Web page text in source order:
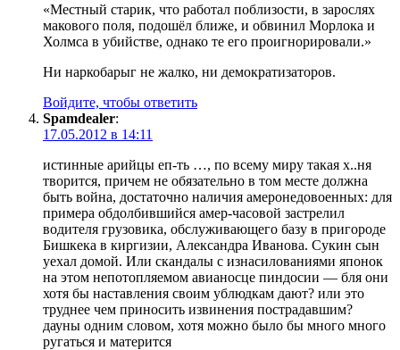
«Местный старик, что работал поблизости, в зарослях
макового поля, подошёл ближе, и обвинил Морлока и
Холмса в убийстве, однако те его проигнорировали.»
Ни наркобарыг не жалко, ни демократизаторов.
Войдите, чтобы ответить
Spamdealer:
17.05.2012 в 14:11
истинные арийцы еп-ть …, по всему миру такая х..ня
творится, причем не обязательно в том месте должна
быть война, достаточно наличия амеронедовоенных: для
примера обдолбившийся амер-часовой застрелил
водителя грузовика, обслуживающего базу в пригороде
Бишкека в киргизии, Александра Иванова. Сукин сын
уехал домой. Или скандалы с изнасилованиями японок
на этом непотопляемом авианосце пиндосии — бля они
хотя бы наставления своим ублюдкам дают? или это
труднее чем приносить извинения пострадавшим?
дауны одним словом, хотя можно было бы много много
ругаться и матерится